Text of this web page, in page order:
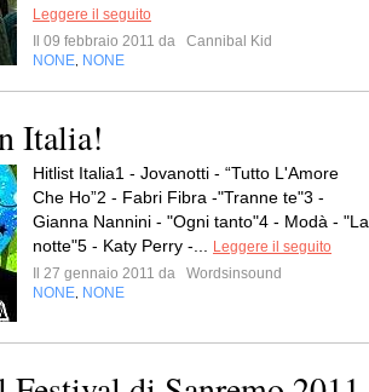
Leggere il seguito
Il 09 febbraio 2011 da
Cannibal Kid
NONE NONE
Italia!
Hitlist Italia1 - Jovanotti - “Tutto L'Amore
Che Ho”2 - Fabri Fibra -"Tranne te"3 -
Gianna Nannini - "Ogni tanto"4 - Modà - "La
notte"5 - Katy Perry -...
Leggere il seguito
Il 27 gennaio 2011 da
Wordsinsound
NONE NONE